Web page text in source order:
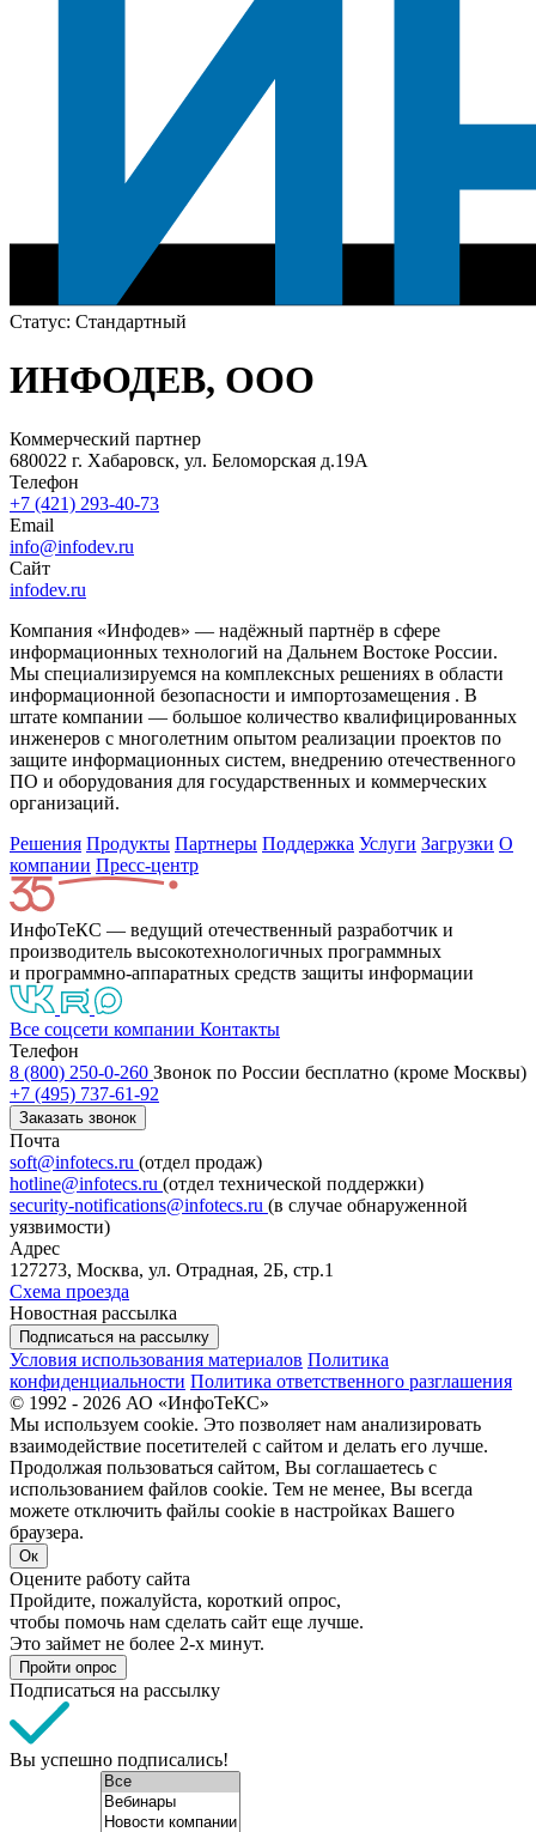
Статус: Стандартный
ИНФОДЕВ, ООО
Коммерческий партнер
680022 г. Хабаровск, ул. Беломорская д.19А
Телефон
+7 (421) 293-40-73
Email
info@infodev.ru
Сайт
infodev.ru
Компания «Инфодев» — надёжный партнёр в сфере
информационных технологий на Дальнем Востоке России.
Мы специализируемся на комплексных решениях в области
информационной безопасности и импортозамещения . В
штате компании — большое количество квалифицированных
инженеров с многолетним опытом реализации проектов по
защите информационных систем, внедрению отечественного
ПО и оборудования для государственных и коммерческих
организаций.
Решения Продукты Партнeры Поддержка Услуги Загрузки О
компании Пресс-центр
ИнфоТеКС — ведущий отечественный разработчик и
производитель высокотехнологичных программных
и программно-аппаратных средств защиты информации
Все соцсети компании Контакты
Телефон
8 (800) 250-0-260 Звонок по России бесплатно (кроме Москвы)
+7 (495) 737-61-92
Заказать звонок
Почта
soft@infotecs.ru (отдел продаж)
hotline@infotecs.ru (отдел технической поддержки)
security-notifications@infotecs.ru (в случае обнаруженной
уязвимости)
Адрес
127273, Москва, ул. Отрадная, 2Б, стр.1
Схема проезда
Новостная рассылка
Подписаться на рассылку
Условия использования материалов Политика
конфиденциальности Политика ответственного разглашения
© 1992 - 2026 АО «ИнфоТеКС»
Мы используем cookie. Это позволяет нам анализировать
взаимодействие посетителей с сайтом и делать его лучше.
Продолжая пользоваться сайтом, Вы соглашаетесь с
использованием файлов cookie. Тем не менее, Вы всегда
можете отключить файлы cookie в настройках Вашего
браузера.
Ок
Оцените работу сайта
Пройдите, пожалуйста, короткий опрос,
чтобы помочь нам сделать сайт еще лучше.
Это займет не более 2-х минут.
Пройти опрос
Подписаться на рассылку
Вы успешно подписались!